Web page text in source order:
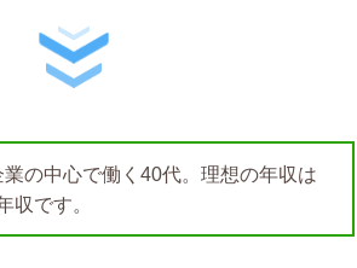
の中心で働く40代。理想の年収は
収です。